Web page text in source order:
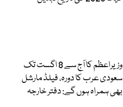
وزیراعظم کا آج سے 8 اگست تک
سعودی عرب کا دورہ، فیلڈ مارشل
بھی ہمراہ ہوں گے: دفتر خارجہ